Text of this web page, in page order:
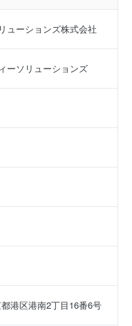
ューションズ株式会社
ーソリューションズ
港区港南2丁目16番6号